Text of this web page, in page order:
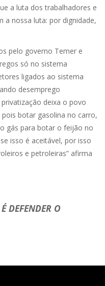
a luta dos trabalhadores e
a nossa luta: por dignidade,
pelo governo Temer e
só no sistema
ligados ao sistema
desemprego
deixa o povo
botar gasolina no carro,
gás para botar o feijão no
isso é aceitável, por isso
e petroleiras” afirma
DEFENDER O